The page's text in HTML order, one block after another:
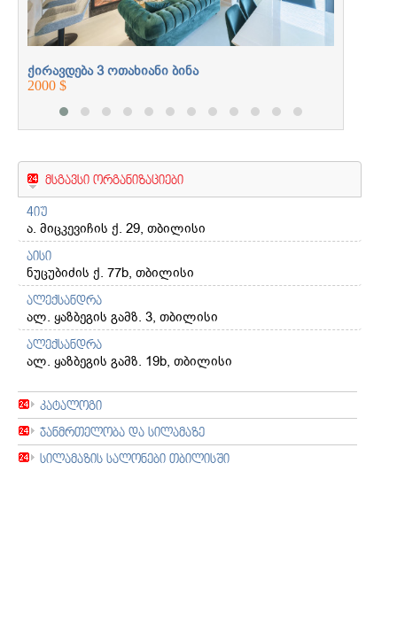
ქირავდება 3 ოთახიანი ბინა
2000 $
მსგავსი ორგანიზაციები
4იუ
ა. მიცკევიჩის ქ. 29, თბილისი
აისი
ნუცუბიძის ქ. 77b, თბილისი
ალექსანდრა
ალ. ყაზბეგის გამზ. 3, თბილისი
ალექსანდრა
ალ. ყაზბეგის გამზ. 19b, თბილისი
კატალოგი
ჯანმრთელობა და სილამაზე
სილამაზის სალონები თბილისში